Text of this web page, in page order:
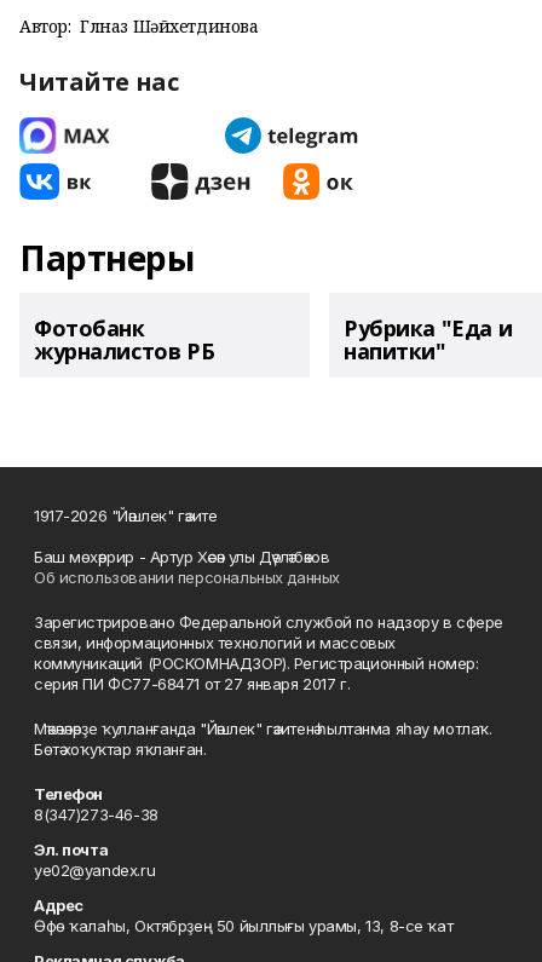
Автор: Гөлназ Шәйхетдинова
Читайте нас
Партнеры
Фотобанк
журналистов РБ
Рубрика "Еда и
напитки"
1917-2026 "Йәшлек" гәзите
Баш мөхәррир - Артур Хәсән улы Дәүләтбәков
Об использовании персональных данных
Зарегистрировано Федеральной службой по надзору в сфере
связи, информационных технологий и массовых
коммуникаций (РОСКОМНАДЗОР). Регистрационный номер:
серия ПИ ФС77-68471 от 27 января 2017 г.
Мәҡәләләрҙе ҡулланғанда "Йәшлек" гәзитенә һылтанма яһау мотлаҡ.
Бөтә хоҡуҡтар яҡланған.
Телефон
8(347)273-46-38
Эл. почта
ye02@yandex.ru
Адрес
Өфө ҡалаһы, Октябрҙең 50 йыллығы урамы, 13, 8-се ҡат